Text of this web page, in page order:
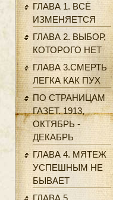
ГЛАВА 1. ВСЁ
ИЗМЕНЯЕТСЯ
ГЛАВА 2. ВЫБОР,
КОТОРОГО НЕТ
ГЛАВА 3.СМЕРТЬ
ЛЕГКА КАК ПУХ
ПО СТРАНИЦАМ
ГАЗЕТ. 1913,
ОКТЯБРЬ -
ДЕКАБРЬ
ГЛАВА 4. МЯТЕЖ
УСПЕШНЫМ НЕ
БЫВАЕТ
ГЛАВА 5.